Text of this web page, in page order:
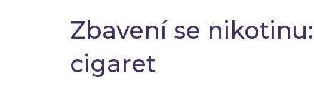
Zbavení se
cigaret